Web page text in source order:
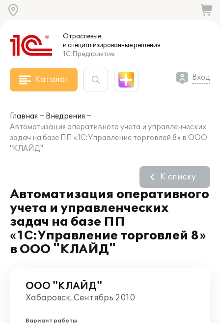
Отраслевые
и специализированныерешения
1С:Предприятие
Каталог Вход
Главная
Внедрения
Автоматизация оперативного учета и управленческих
задач на базе ПП «1С:Управление торговлей 8» в ООО
"КЛАЙД"
Автоматизация оперативного
учета и управленческих
задач на базе ПП
«1С:Управление торговлей 8»
в ООО "КЛАЙД"
К списку
ООО "КЛАЙД"
Хабаровск, Сентябрь 2010
Вариант работы